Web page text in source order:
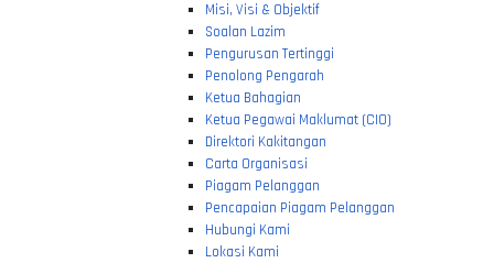
Misi, Visi & Objektif
Soalan Lazim
Pengurusan Tertinggi
Penolong Pengarah
Ketua Bahagian
Ketua Pegawai Maklumat (CIO)
Direktori Kakitangan
Carta Organisasi
Piagam Pelanggan
Pencapaian Piagam Pelanggan
Hubungi Kami
Lokasi Kami